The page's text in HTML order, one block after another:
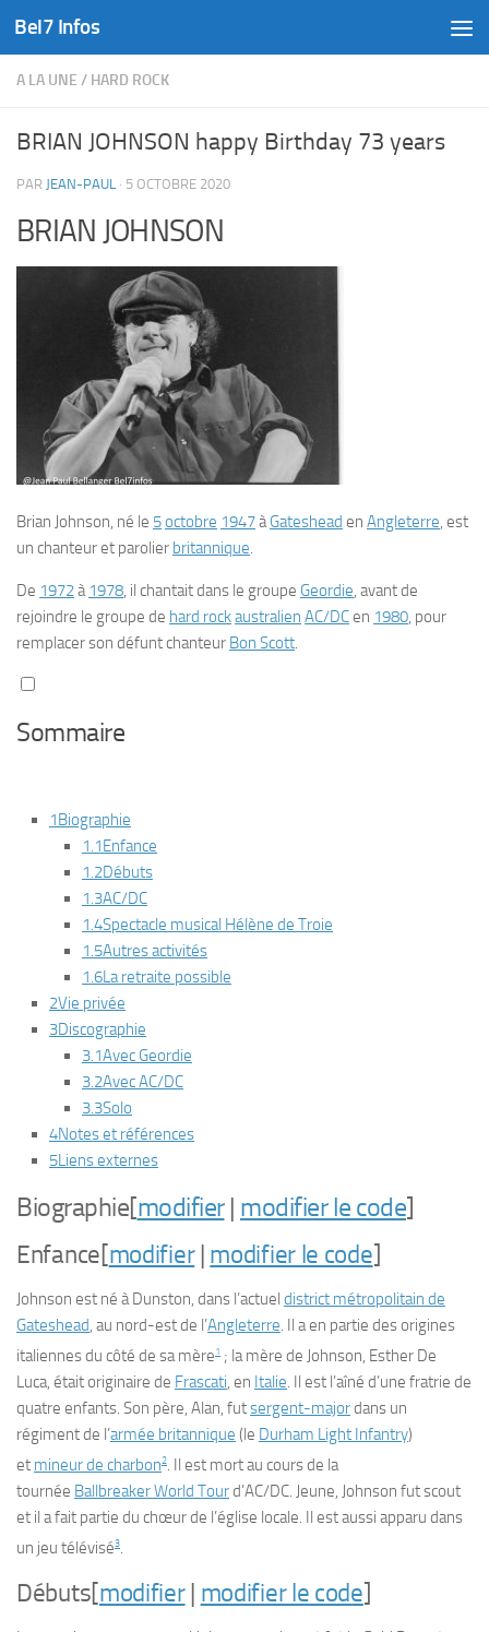
Skip to content
Bel7 Infos
A LA UNE / HARD ROCK
BRIAN JOHNSON happy Birthday 73 years
PAR JEAN-PAUL · 5 OCTOBRE 2020
BRIAN JOHNSON
Brian Johnson, né le 5octobre 1947àGateshead en Angleterre, est
un chanteur et parolier britannique.
De 1972à 1978, il chantait dans le groupe Geordie, avant de
rejoindre le groupe de hard rockaustralien AC/DCen 1980, pour
remplacer son défunt chanteur Bon Scott.
Sommaire
1Biographie
1.1Enfance
1.2Débuts
1.3AC/DC
1.4Spectacle musical Hélène de Troie
1.5Autres activités
1.6La retraite possible
2Vie privée
3Discographie
3.1Avec Geordie
3.2Avec AC/DC
3.3Solo
4Notes et références
5Liens externes
Biographie[modifier| modifier le code]
Enfance[modifier| modifier le code]
Johnson est né à Dunston, dans l’actuel district métropolitain de
Gateshead, au nord-est de l’Angleterre. Il a en partie des origines
italiennes du côté de sa mère1 ; la mère de Johnson, Esther De
Luca, était originaire de Frascati, en Italie. Il est l’aîné d’une fratrie de
quatre enfants. Son père, Alan, futsergent-majordans un
régiment de l’armée britannique (le Durham Light Infantry)
et mineur de charbon2. Il est mort au cours de la
tournée Ballbreaker World Tourd’AC/DC. Jeune, Johnson fut scout
et il a fait partie du chœur de l’église locale. Il est aussi apparu dans
un jeu télévisé3.
Débuts[modifier| modifier le code]